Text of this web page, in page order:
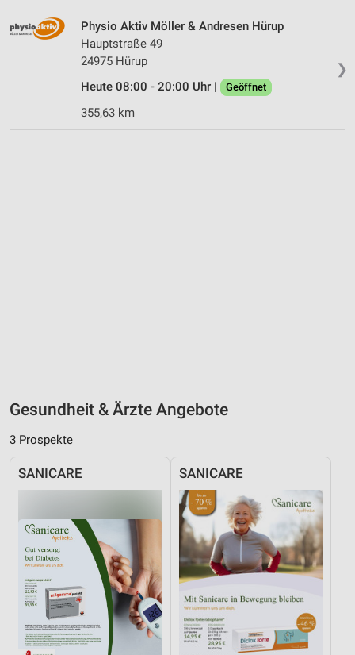
❯
Physio Aktiv Möller & Andresen Hürup
Hauptstraße 49
24975 Hürup
Heute 08:00 - 20:00 Uhr |
Geöffnet
355,63 km
Gesundheit & Ärzte Angebote
3 Prospekte
SANICARE SANICARE